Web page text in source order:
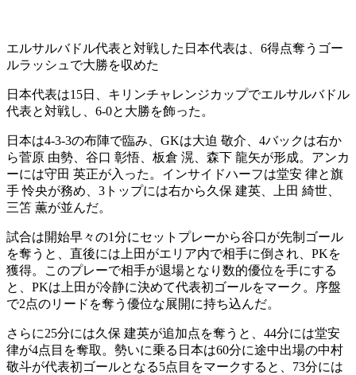
エルサルバドル代表と対戦した日本代表は、6得点奪うゴー
ルラッシュで大勝を収めた
日本代表は15日、キリンチャレンジカップでエルサルバドル
代表と対戦し、6-0と大勝を飾った。
日本は4-3-3の布陣で臨み、GKは大迫 敬介、4バックは右か
ら菅原 由勢、谷口 彰悟、板倉 滉、森下 龍矢が形成。アンカ
ーには守田 英正が入った。インサイドハーフは堂安 律と旗
手 怜央が務め、3トップには右から久保 建英、上田 綺世、
三笘 薫が並んだ。
試合は開始早々の1分にセットプレーから谷口が先制ゴール
を奪うと、直後には上田がエリア内で相手に倒され、PKを
獲得。このプレーで相手が退場となり数的優位を手にする
と、PKは上田が冷静に決めて代表初ゴールをマーク。序盤
で2点のリードを奪う優位な展開に持ち込んだ。
さらに25分には久保 建英が追加点を奪うと、44分には堂安
律が4点目を奪取。勢いに乗る日本は60分に途中出場の中村
敬斗が代表初ゴールとなる5点目をマークすると、73分には